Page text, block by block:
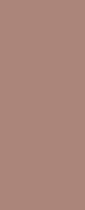
こっと豆皿シリ
ったり♪